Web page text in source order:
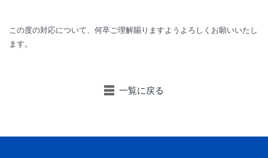
この度の対応について、何卒ご理解賜りますようよろしくお願いいたし
ます。
一覧に戻る